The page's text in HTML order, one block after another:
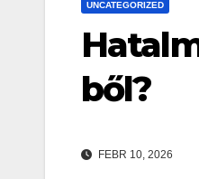
UNCATEGORIZED
ből?
FEBR 10, 2026